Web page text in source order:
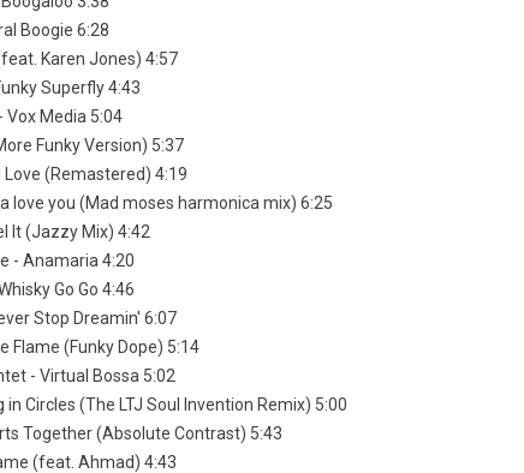
Boogie 6:28
Karen Jones) 4:57
Superfly 4:43
Vox Media 5:04
Funky Version) 5:37
Love (Remastered) 4:19
love you (Mad moses harmonica mix) 6:25
It (Jazzy Mix) 4:42
- Anamaria 4:20
Go Go 4:46
Stop Dreamin' 6:07
Flame (Funky Dope) 5:14
- Virtual Bossa 5:02
in Circles (The LTJ Soul Invention Remix) 5:00
Together (Absolute Contrast) 5:43
(feat. Ahmad) 4:43